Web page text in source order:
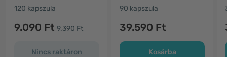
120 kapszula
9.090 Ft 9.390 Ft
Nincs raktáron
90 kapszula
39.590 Ft
Kosárba